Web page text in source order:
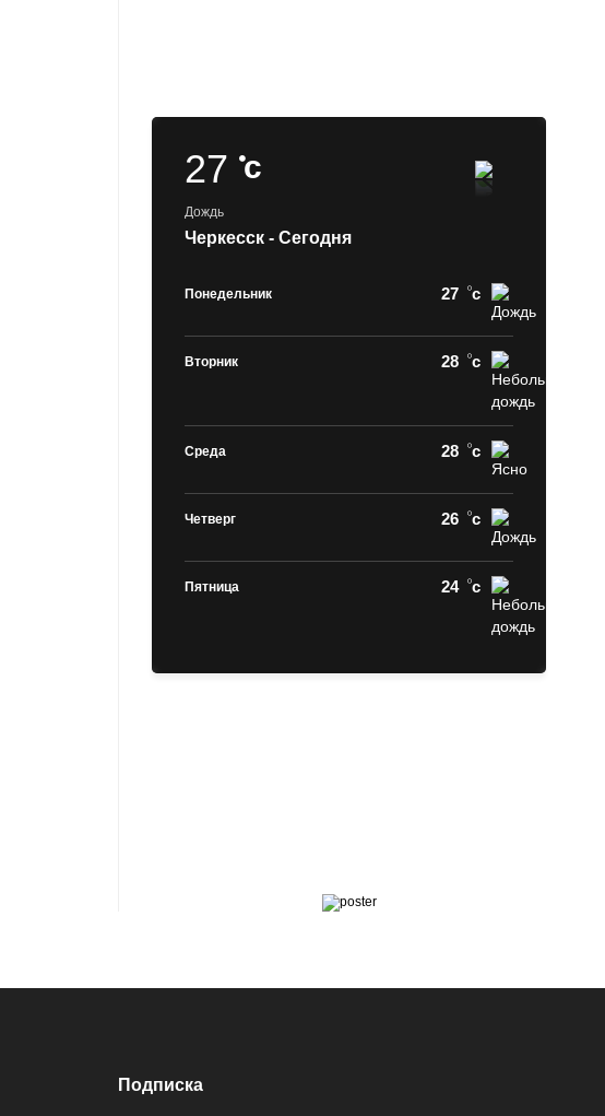
27c
Дождь
Черкесск - Сегодня
Понедельник 27 c
Вторник 28 c
Среда 28 c
Четверг 26 c
Пятница 24 c
Подписка